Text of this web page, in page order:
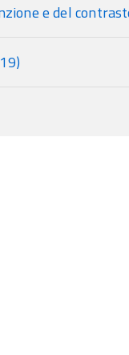
e del